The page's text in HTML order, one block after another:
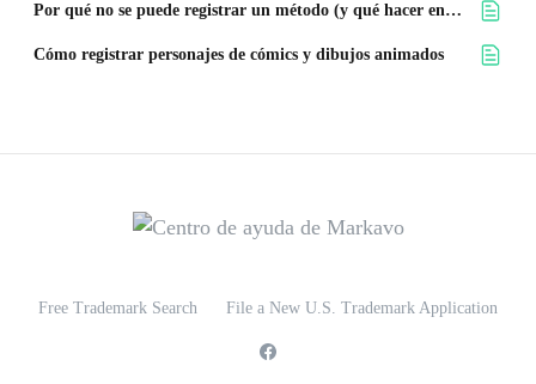
Por qué no se puede registrar un método (y qué hacer en su lugar)
Cómo registrar personajes de cómics y dibujos animados
Free Trademark Search File a New U.S. Trademark Application